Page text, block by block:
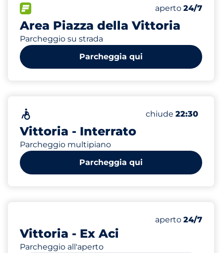
Area Piazza della Vittoria
Parcheggio su strada
Numero di posti
Posti totali
Sabato
aperto 24/7
Parcheggia qui
Vittoria - Interrato
Parcheggio multipiano
Senza barriere architettonicheNumero di posti
Posti totali
Sabato
chiude 22:30
Parcheggia qui
Vittoria - Ex Aci
Parcheggio all'aperto
Numero di posti
Posti totali
Sabato
aperto 24/7